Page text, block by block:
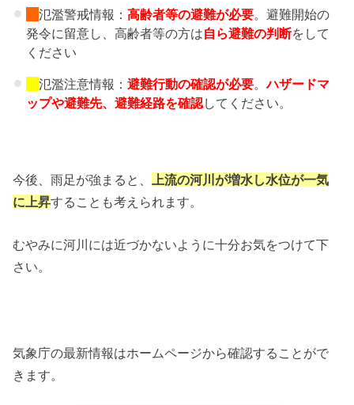
氾濫警戒情報： 高齢者等の避難が必要。避難開始の
発令に留意し、高齢者等の方は自ら避難の判断をして
ください
氾濫注意情報： 避難行動の確認が必要。ハザードマ
ップや避難先、 避難経路を確認してください。
今後、雨足が強まると、
上流の河川が増水し水位が一気
に上昇することも考えられます。
むやみに河川には近づかないように十分お気をつけて下
さい。
気象庁の最新情報はホームページから確認することがで
きます。